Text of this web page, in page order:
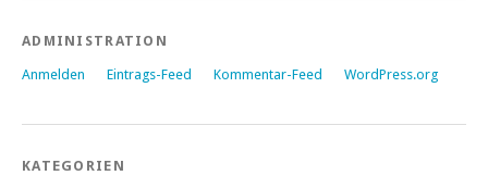
ADMINISTRATION
Anmelden Eintrags-Feed Kommentar-Feed WordPress.org
KATEGORIEN